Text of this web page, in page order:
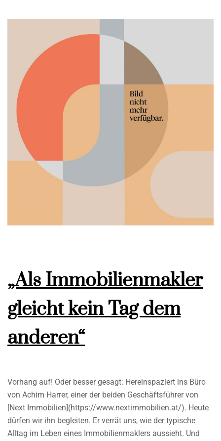
„Als Immobilienmakler
gleicht kein Tag dem
anderen“
Vorhang auf! Oder besser gesagt: Hereinspaziert ins Büro
von Achim Harrer, einer der beiden Geschäftsführer von
[Next Immobilien](https://www.nextimmobilien.at/). Heute
dürfen wir ihn begleiten. Er verrät uns, wie der typische
Alltag im Leben eines Immobilienmaklers aussieht. Und